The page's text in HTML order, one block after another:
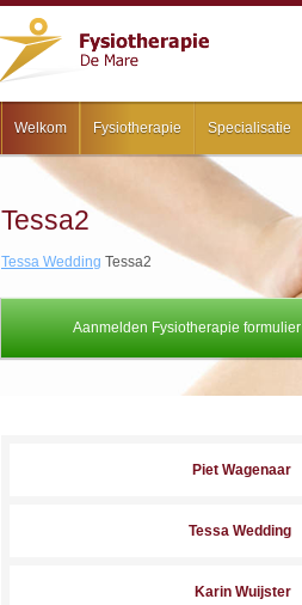
Welkom Fysiotherapie Specialisatie
Aanmelden Fysiotherapie formulier
Tessa2
Tessa Wedding Tessa2
Piet Wagenaar
Tessa Wedding
Karin Wuijster